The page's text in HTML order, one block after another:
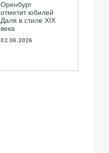
Оренбург
отметит юбилей
Даля в стиле XIX
века
02.06.2026